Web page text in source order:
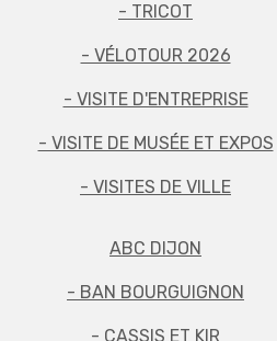
- TRICOT
- VÉLOTOUR 2026
- VISITE D'ENTREPRISE
- VISITE DE MUSÉE ET EXPOS
- VISITES DE VILLE
ABC DIJON
- BAN BOURGUIGNON
- CASSIS ET KIR